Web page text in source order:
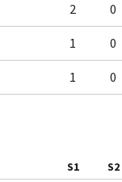
2 0
1 0
1 0
S1 S2